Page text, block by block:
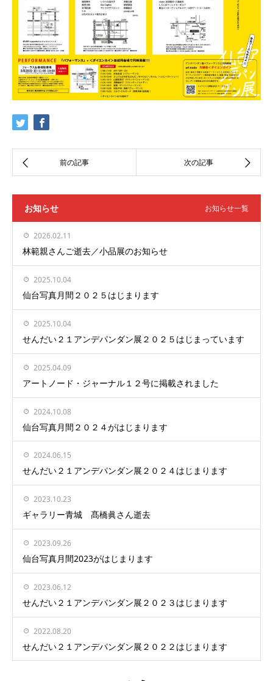
お知らせ お知らせ一覧
2026.02.11
林範親さんご逝去／小品展のお知らせ
2025.10.04
仙台写真月間２０２５はじまります
2025.10.04
せんだい２１アンデパンダン展２０２５はじまっています
2025.04.09
アートノード・ジャーナル１２号に掲載されました
2024.10.08
仙台写真月間２０２４がはじまります
2024.06.15
せんだい２１アンデパンダン展２０２４はじまります
2023.10.23
ギャラリー青城 髙橋眞さん逝去
2023.09.26
仙台写真月間2023がはじまります
2023.06.12
せんだい２１アンデパンダン展２０２３はじまります
2022.08.20
せんだい２１アンデパンダン展２０２２はじまります